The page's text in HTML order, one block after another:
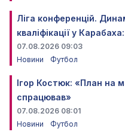
Ліга конференцій.
кваліфікації у
07.08.2026 09:03
Новини
Футбол
Ігор Костюк: «План на
спрацював»
07.08.2026 08:01
Новини
Футбол